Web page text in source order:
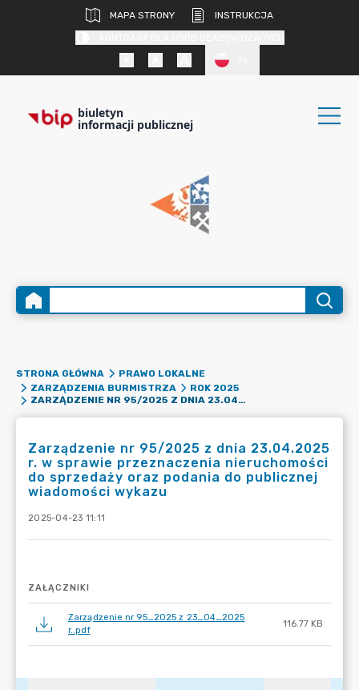
MAPA STRONY
INSTRUKCJA
biuletyn
informacji publicznej
STRONA GŁÓWNA
PRAWO LOKALNE
ZARZĄDZENIA BURMISTRZA
ROK 2025
ZARZĄDZENIE NR 95/2025 Z DNIA 23.04.2025 R. W SPRAWIE PRZEZNACZENIA NIERUCHOMOŚCI DO SPRZEDAŻY ORAZ PODANIA DO PUBLICZNEJ WIADOMOŚCI WYKAZU
Zarządzenie nr 95/2025 z dnia 23.04.2025
r. w sprawie przeznaczenia nieruchomości
do sprzedaży oraz podania do publicznej
wiadomości wykazu
2025-04-23 11:11
ZAŁĄCZNIKI
Zarządzenie nr 95_2025 z 23_04_2025
r..pdf
116.77 KB